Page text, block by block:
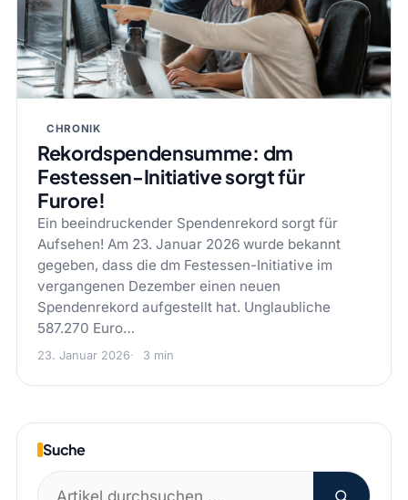
CHRONIK
Rekordspendensumme: dm
Festessen-Initiative sorgt für
Furore!
Ein beeindruckender Spendenrekord sorgt für
Aufsehen! Am 23. Januar 2026 wurde bekannt
gegeben, dass die dm Festessen-Initiative im
vergangenen Dezember einen neuen
Spendenrekord aufgestellt hat. Unglaubliche
587.270 Euro…
23. Januar 2026 3 min
Suche
Suchen